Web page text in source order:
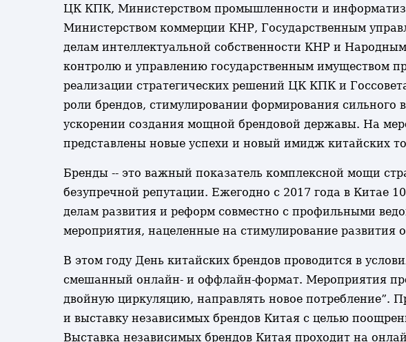
Голос Китая
Все новости
Спецрепортажи
ЦК КПК, Министерством промышленности и
Министерством коммерции КНР, Государственным
делам интеллектуальной собственности КНР и
контролю и управлению государственным имуществом
реализации стратегических решений ЦК КПК и
роли брендов, стимулировании формирования сильного
ускорении создания мощной брендовой державы. На
представлены новые успехи и новый имидж китайских
Бренды -- это важный показатель комплексной мощи
безупречной репутации. Ежегодно с 2017 года в Китае
делам развития и реформ совместно с профильными
мероприятия, нацеленные на стимулирование развития
В этом году День китайских брендов проводится в
смешанный онлайн- и оффлайн-формат. Мероприятия
двойную циркуляцию, направлять новое
и выставку независимых брендов Китая с целью
Выставка независимых брендов Китая проходит на